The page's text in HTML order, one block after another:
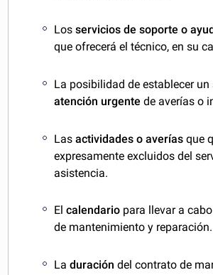
Losservicios de soporte o
que ofrecerá el técnico, en su
La posibilidad de establecer un
atención urgente de averías o
Lasactividades o averías que
expresamente excluidos del
asistencia.
Elcalendario para llevar a
de mantenimiento y reparación.
Laduracióndel contrato de